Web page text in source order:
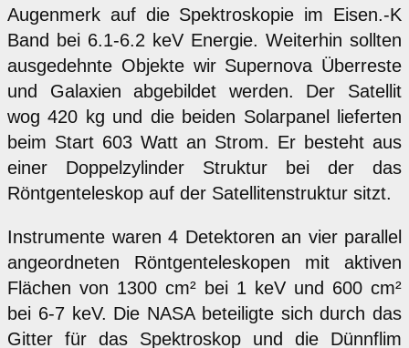
Augenmerk auf die Spektroskopie im Eisen.-K
Band bei 6.1-6.2 keV Energie. Weiterhin sollten
ausgedehnte Objekte wir Supernova Überreste
und Galaxien abgebildet werden. Der Satellit
wog 420 kg und die beiden Solarpanel lieferten
beim Start 603 Watt an Strom. Er besteht aus
einer Doppelzylinder Struktur bei der das
Röntgenteleskop auf der Satellitenstruktur sitzt.
Instrumente waren 4 Detektoren an vier parallel
angeordneten Röntgenteleskopen mit aktiven
Flächen von 1300 cm² bei 1 keV und 600 cm²
bei 6-7 keV. Die NASA beteiligte sich durch das
Gitter für das Spektroskop und die Dünnflim